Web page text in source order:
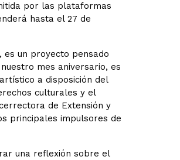
por las plataformas
hasta el 27 de
un proyecto pensado
mes aniversario, es
a disposición del
culturales y el
de Extensión y
principales impulsores de
una reflexión sobre el